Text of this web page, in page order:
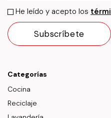
He leído y acepto los
Categorías
Cocina
Reciclaje